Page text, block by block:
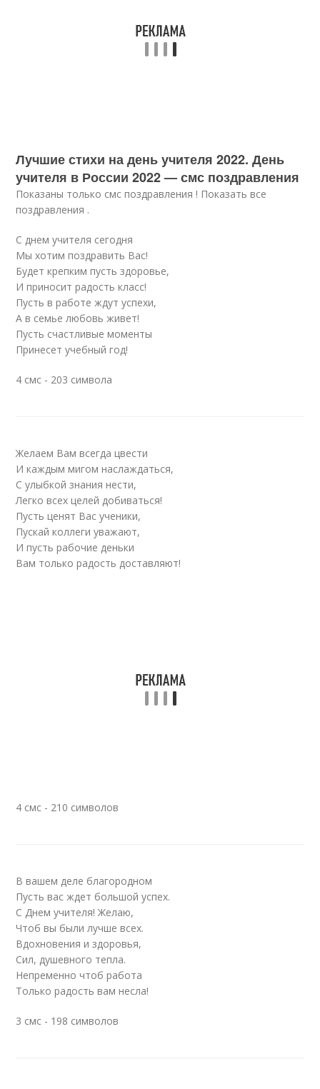
Лучшие стихи на день учителя 2022. День
учителя в России 2022 — смс поздравления
Показаны только смс поздравления ! Показать все
поздравления .
С днем учителя сегодня
Мы хотим поздравить Вас!
Будет крепким пусть здоровье,
И приносит радость класс!
Пусть в работе ждут успехи,
А в семье любовь живет!
Пусть счастливые моменты
Принесет учебный год!
4 смс - 203 символа
Желаем Вам всегда цвести
И каждым мигом наслаждаться,
С улыбкой знания нести,
Легко всех целей добиваться!
Пусть ценят Вас ученики,
Пускай коллеги уважают,
И пусть рабочие деньки
Вам только радость доставляют!
4 смс - 210 символов
В вашем деле благородном
Пусть вас ждет большой успех.
С Днем учителя! Желаю,
Чтоб вы были лучше всех.
Вдохновения и здоровья,
Сил, душевного тепла.
Непременно чтоб работа
Только радость вам несла!
3 смс - 198 символов